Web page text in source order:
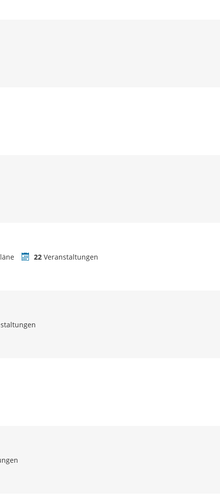
22 Veranstaltungen